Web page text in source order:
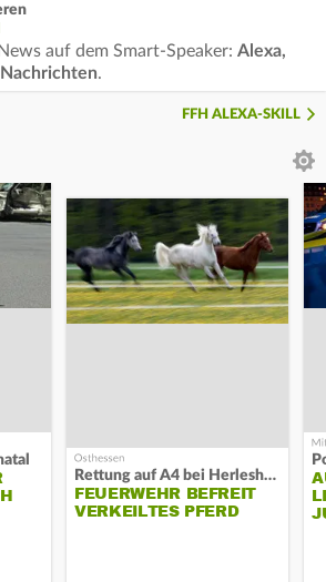
auf dem Smart-Speaker: Alexa,
.
FFH ALEXA-SKILL
Rettung auf A4 bei Herleshausen
FEUERWEHR BEFREIT
VERKEILTES PFERD